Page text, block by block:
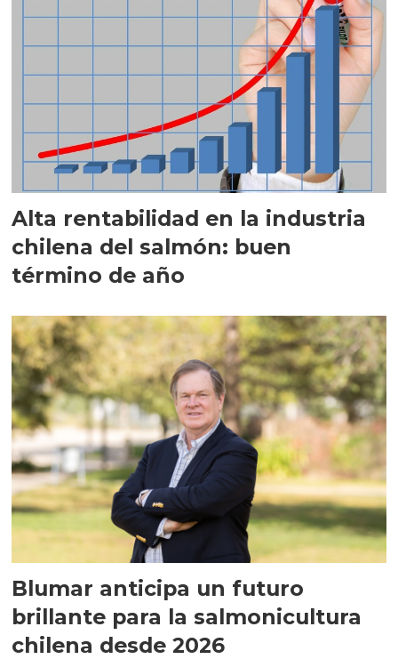
Alta rentabilidad en la industria
chilena del salmón: buen
término de año
Blumar anticipa un futuro
brillante para la salmonicultura
chilena desde 2026